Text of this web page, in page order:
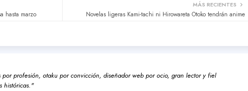
MÁS RECIENTES
Novelas ligeras Kami-tachi ni Hirowareta Otoko tendrán anime
hasta marzo
por profesión, otaku por convicción, diseñador web por ocio, gran lector y fiel
históricas."